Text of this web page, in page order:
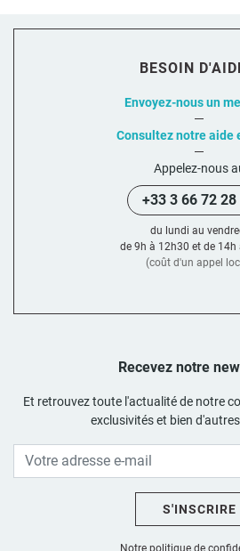
Recevez notre
Et retrouvez toute l'actualité de notre
exclusivités et bien
S'INSCRIRE
Notre politique de
BESOIN
Envoyez-nous un
Consultez notre aide
Appelez-nous
+33 3 66 72 28
du lundi au
de 9h à 12h30 et de 14h
(coût d'un appel